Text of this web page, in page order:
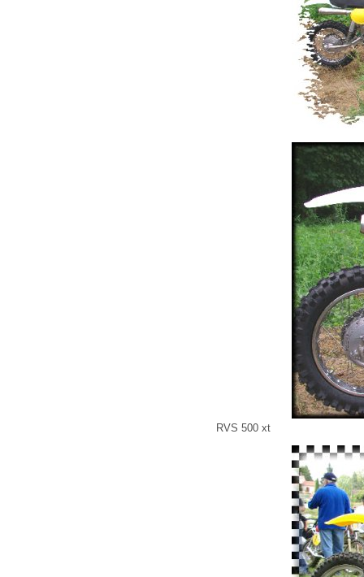
RVS 500 xt